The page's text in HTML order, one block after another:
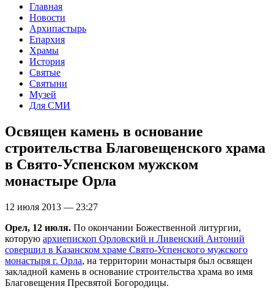
Главная
Новости
Архипастырь
Епархия
Храмы
История
Святые
Святыни
Музей
Для СМИ
Освящен камень в основание
строительства Благовещенского храма
в Свято-Успенском мужском
монастыре Орла
12 июля 2013 — 23:27
Орел, 12 июля. По окончании Божественной литургии,
которую архиепископ Орловский и Ливенский Антоний
совершил в Казанском храме Свято-Успенского мужского
монастыря г. Орла, на территории монастыря был освящен
закладной камень в основание строительства храма во имя
Благовещения Пресвятой Богородицы.